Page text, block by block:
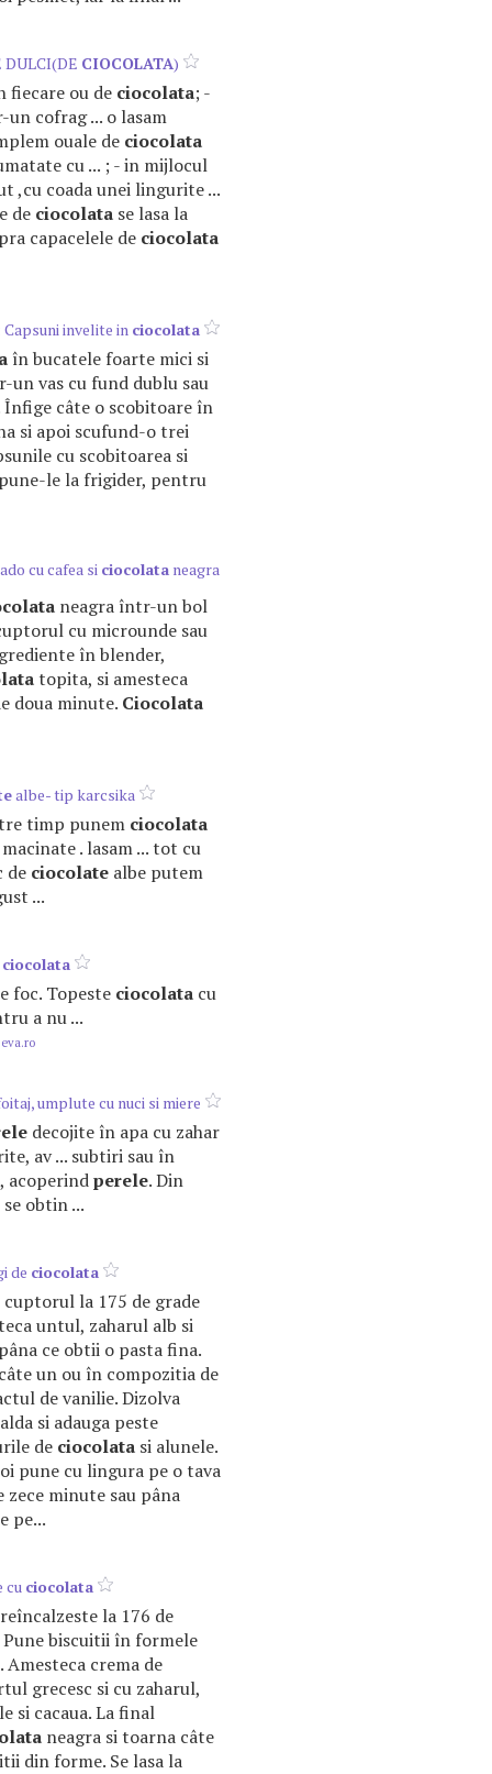
DULCI(DE CIOCOLATA)
fiecare ou de ciocolata; -
un cofrag ... o lasam
ouale de ciocolata
cu ... ; - in mijlocul
,cu coada unei lingurite ...
de ciocolata se lasa la
capacelele de ciocolata
invelite in ciocolata
în bucatele foarte mici si
vas cu fund dublu sau
câte o scobitoare în
si apoi scufund-o trei
cu scobitoarea si
le la frigider, pentru
cu cafea si ciocolata neagra
neagra într-un bol
cu microunde sau
în blender,
topita, si amesteca
doua minute. Ciocolata
albe- tip karcsika
timp punem ciocolata
. lasam ... tot cu
de ciocolate albe putem
...
ciocolata
foc. Topeste ciocolata cu
a nu ...
umplute cu nuci si miere
decojite în apa cu zahar
av ... subtiri sau în
acoperindperele. Din
obtin ...
de ciocolata
la 175 de grade
untul, zaharul alb si
ce obtii o pasta fina.
un ou în compozitia de
de vanilie. Dizolva
si adauga peste
de ciocolata si alunele.
pune cu lingura pe o tava
zece minute sau pâna
pe...
cu ciocolata
la 176 de
Pune biscuitii în formele
crema de
grecesc si cu zaharul,
si cacaua. La final
neagra si toarna câte
din forme. Se lasa la